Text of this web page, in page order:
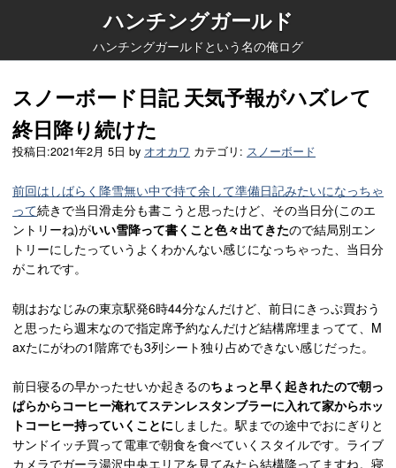
ハンチングガールド
ハンチングガールドという名の俺ログ
スノーボード日記 天気予報がハズレて
終日降り続けた
投稿日:2021年2月 5日 by オオカワ カテゴリ: スノーボード
前回はしばらく降雪無い中で持て余して準備日記みたいになっちゃ
って続きで当日滑走分も書こうと思ったけど、その当日分(このエ
ントリーね)がいい雪降って書くこと色々出てきたので結局別エン
トリーにしたっていうよくわかんない感じになっちゃった、当日分
がこれです。
朝はおなじみの東京駅発6時44分なんだけど、前日にきっぷ買おう
と思ったら週末なので指定席予約なんだけど結構席埋まってて、M
axたにがわの1階席でも3列シート独り占めできない感じだった。
前日寝るの早かったせいか起きるのちょっと早く起きれたので朝っ
ぱらからコーヒー淹れてステンレスタンブラーに入れて家からホッ
トコーヒー持っていくことにしました。駅までの途中でおにぎりと
サンドイッチ買って電車で朝食を食べていくスタイルです。ライブ
カメラでガーラ湯沢中央エリアを見てみたら結構降ってますね。寝